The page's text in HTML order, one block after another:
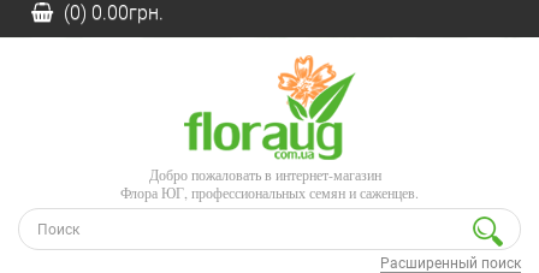
(0) 0.00грн.
Добро пожаловать в интернет-магазин
Флора ЮГ, профессиональных семян и саженцев.
Расширенный поиск